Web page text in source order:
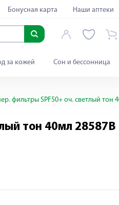
Бонусная карта Наши аптеки
за кожей Сон и бессонница
фильтры SPF50+ оч. светлый тон
тон 40мл 28587B